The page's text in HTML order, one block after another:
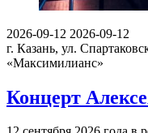
2026-09-12 2026-09-12
г. Казань, ул.
«Максимилианс»
Концерт